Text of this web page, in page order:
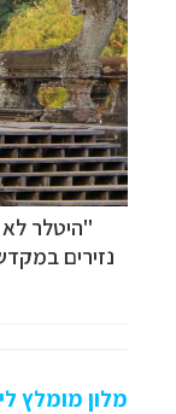
"היטלר לא
נזירים
מלון מומלץ